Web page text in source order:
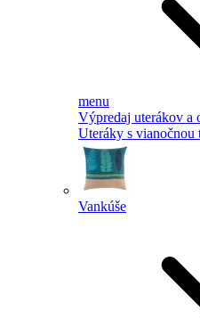
menu
Výpredaj uterákov a
Uteráky s vianočnou
Vankúše